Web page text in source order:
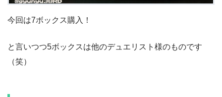
今回は7ボックス購入！
と言いつつ5ボックスは他のデュエリスト様のものです
（笑）